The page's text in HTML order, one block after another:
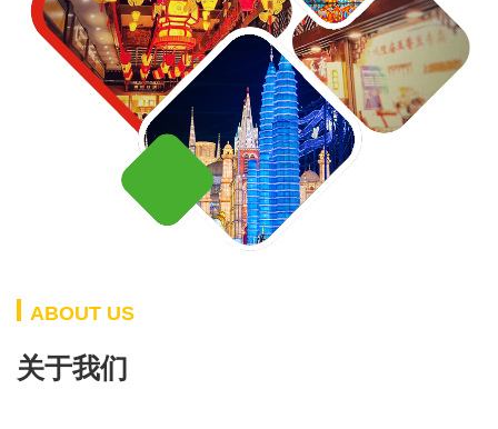
ABOUT US
关于我们